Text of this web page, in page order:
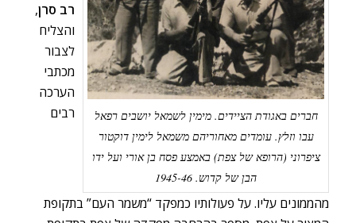
חברים באגודת הציידים. מימין לשמאל יושבים רפאל
עבו וזלץ. עומדים מאחוריהם משמאל לימין דוקטור
ציפרוני (הרופא של צפת) באמצע פסח בן אורי ועל ידו
הבן של קדוש. 1945-46
רב סרן,
והצליח
לצבור
מכתבי
הערכה
רבים
מהממונים עליו. על פעולותיו כמפקד “משמר העם” בתקופת